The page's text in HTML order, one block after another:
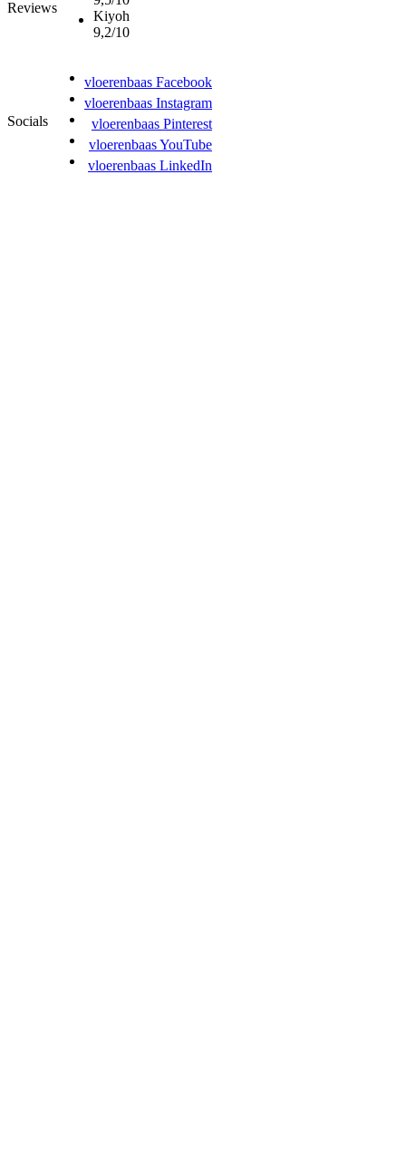
Reviews
Kiyoh
9,2/10
Socials
vloerenbaas Facebook
vloerenbaas Instagram
vloerenbaas Pinterest
vloerenbaas YouTube
vloerenbaas LinkedIn